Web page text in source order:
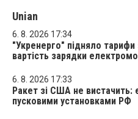
Unian
6. 8. 2026 17:34
"Укренерго" підняло тарифи
вартість зарядки
6. 8. 2026 17:33
Ракет зі США не вистачить:
пусковими установками РФ